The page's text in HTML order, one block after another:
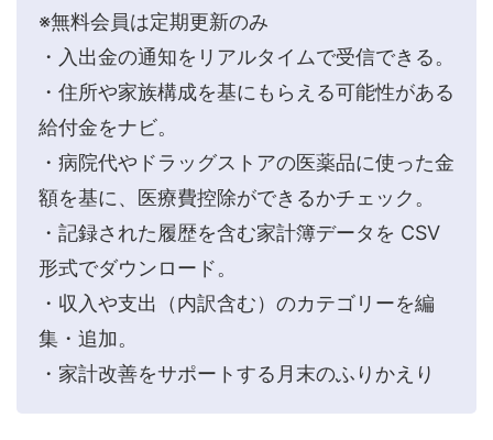
※無料会員は定期更新のみ
・入出金の通知をリアルタイムで受信できる。
・住所や家族構成を基にもらえる可能性がある
給付金をナビ。
・病院代やドラッグストアの医薬品に使った金
額を基に、医療費控除ができるかチェック。
・記録された履歴を含む家計簿データを CSV
形式でダウンロード。
・収入や支出（内訳含む）のカテゴリーを編
集・追加。
・家計改善をサポートする月末のふりかえり